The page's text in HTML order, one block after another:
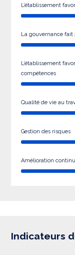
L’établissement
La gouvernance fait
L’établissement
compétences
Qualité de vie au
Gestion des risques
Amélioration
Indicateurs